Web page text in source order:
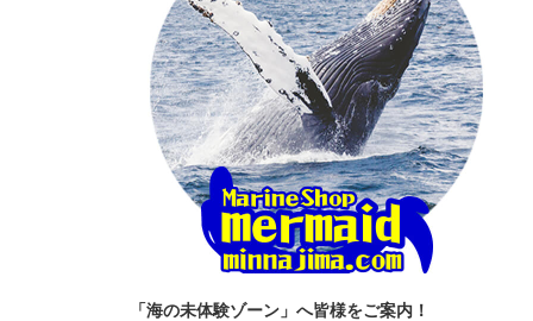
「海の未体験ゾーン」へ皆様をご案内！